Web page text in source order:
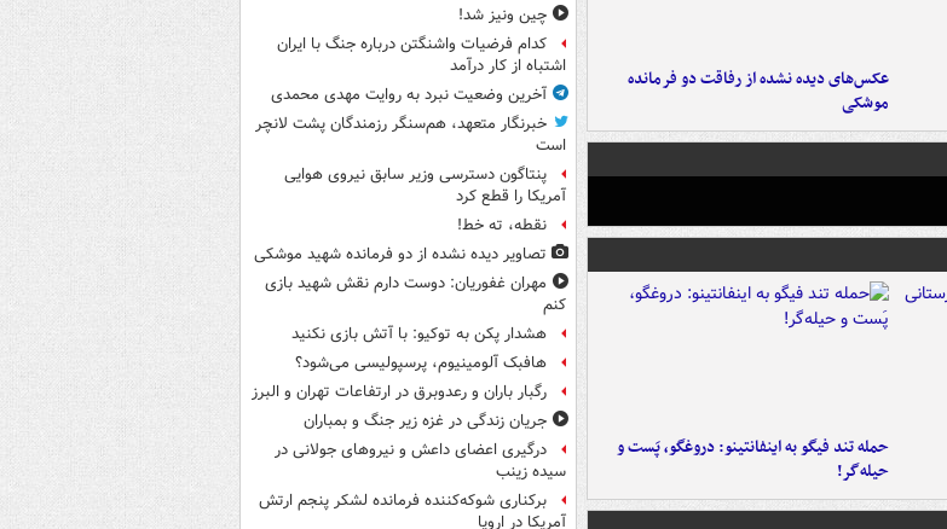
عکس‌های دیده نشده از رفاقت دو فرمانده‌
موشکی
حمله تند فیگو به اینفانتینو: دروغگو، پَست‌ و
حیله‌گر!
چین ونیز شد!
کدام فرضیات واشنگتن درباره جنگ با ایران
اشتباه از کار درآمد
آخرین وضعیت نبرد به روایت مهدی محمدی
خبرنگار متعهد، هم‌سنگر رزمندگان پشت لانچر
است
پنتاگون دسترسی وزیر سابق نیروی هوایی
آمریکا را قطع کرد
نقطه، ته خط!
تصاویر دیده‌ نشده از دو فرمانده شهید موشکی
مهران غفوریان: دوست دارم نقش شهید بازی
کنم
هشدار پکن به توکیو: با آتش بازی نکنید
هافبک آلومینیوم، پرسپولیسی می‌شود؟
رگبار باران و رعدوبرق در ارتفاعات تهران و البرز
جریان زندگی در غزه زیر جنگ و بمباران
درگیری اعضای داعش و نیروهای جولانی در
سیده زینب
برکناری شوکه‌کننده فرمانده لشکر پنجم ارتش
آمریکا در اروپا